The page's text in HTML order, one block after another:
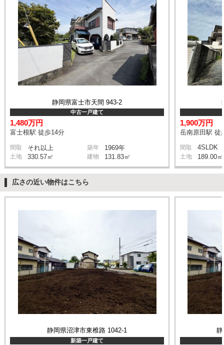
静岡県富士市天間 943-2
中古一戸建て
1,480万円
富士根駅 徒歩14分
間取 それ以上 築年 1969年
土地 330.57㎡ 建物 131.83㎡
1,900万円
岳南原田駅 徒
間取 4SLDK
土地 189.00㎡
広さの近い物件はこちら
静岡県沼津市東椎路 1042-1
新築一戸建て